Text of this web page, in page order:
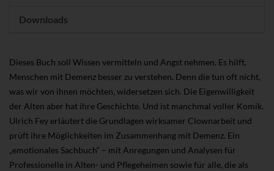
Downloads
Dieses Buch soll Wissen vermitteln und Angst nehmen. Es hilft,
Menschen mit Demenz besser zu verstehen. Denn die tun oft nicht,
was wir von ihnen möchten, widersetzen sich. Die Eigenwilligkeit
der Alten aber hat ihre Geschichte. Und ist manchmal voller Komik.
Ulrich Fey erläutert die Grundlagen wirksamer Clownarbeit und
prüft ihre Möglichkeiten im Zusammenhang mit Demenz. Ein
„emotionales Sachbuch“ – mit Anregungen und Analysen für
Professionelle in Alten- und Pflegeheimen sowie für alle, die als